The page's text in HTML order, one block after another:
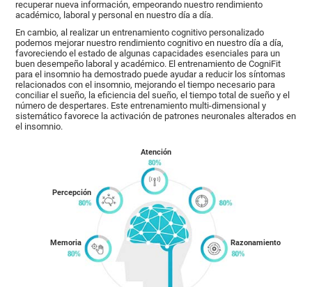
recuperar nueva información, empeorando nuestro rendimiento
académico, laboral y personal en nuestro día a día.
En cambio, al realizar un entrenamiento cognitivo personalizado
podemos mejorar nuestro rendimiento cognitivo en nuestro día a día,
favoreciendo el estado de algunas capacidades esenciales para un
buen desempeño laboral y académico. El entrenamiento de CogniFit
para el insomnio ha demostrado puede ayudar a reducir los síntomas
relacionados con el insomnio, mejorando el tiempo necesario para
conciliar el sueño, la eficiencia del sueño, el tiempo total de sueño y el
número de despertares. Este entrenamiento multi-dimensional y
sistemático favorece la activación de patrones neuronales alterados en
el insomnio.
Memoria
Percepción
Atención
Razonamiento